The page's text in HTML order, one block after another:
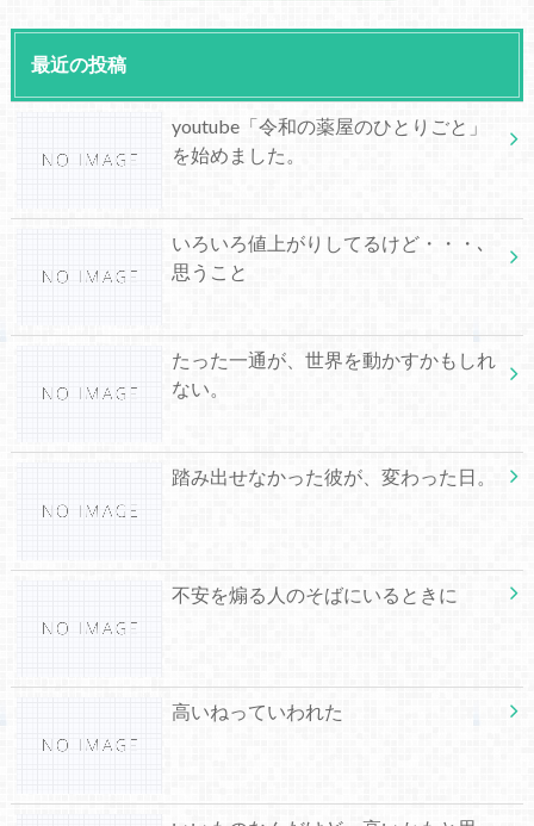
最近の投稿
youtube「令和の薬屋のひとりごと」
を始めました。
いろいろ値上がりしてるけど・・・､
思うこと
たった一通が、世界を動かすかもしれ
ない。
踏み出せなかった彼が、変わった日。
不安を煽る人のそばにいるときに
高いねっていわれた